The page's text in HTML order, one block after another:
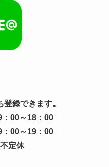
録できます。
00～18：00
19：00
定休